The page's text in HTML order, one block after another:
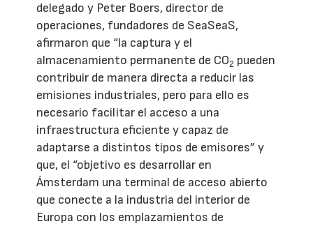
delegado y Peter Boers, director de
operaciones, fundadores de SeaSeaS,
afirmaron que “la captura y el
almacenamiento permanente de CO2 pueden
contribuir de manera directa a reducir las
emisiones industriales, pero para ello es
necesario facilitar el acceso a una
infraestructura eficiente y capaz de
adaptarse a distintos tipos de emisores” y
que, el “objetivo es desarrollar en
Ámsterdam una terminal de acceso abierto
que conecte a la industria del interior de
Europa con los emplazamientos de